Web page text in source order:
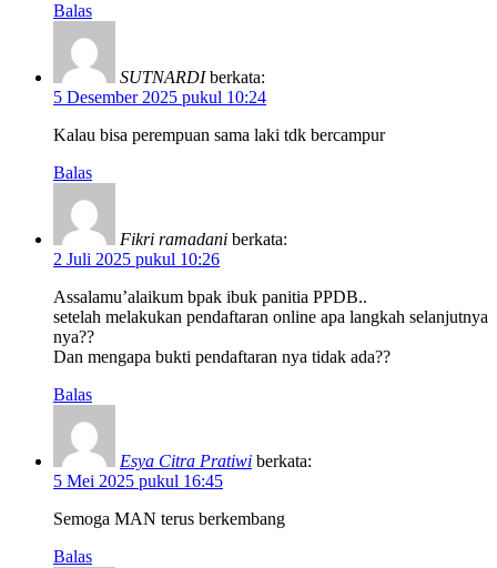
Balas
SUTNARDI berkata:
5 Desember 2025 pukul 10:24
Kalau bisa perempuan sama laki tdk bercampur
Balas
Fikri ramadani berkata:
2 Juli 2025 pukul 10:26
Assalamu’alaikum bpak ibuk panitia PPDB..
setelah melakukan pendaftaran online apa langkah selanjutnya
nya??
Dan mengapa bukti pendaftaran nya tidak ada??
Balas
Esya Citra Pratiwi berkata:
5 Mei 2025 pukul 16:45
Semoga MAN terus berkembang
Balas